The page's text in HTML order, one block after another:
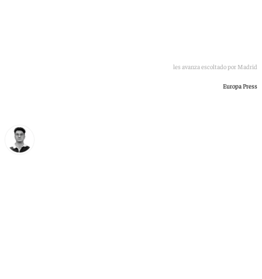
El autobús con los tripulantes españoles avanza escoltado por Madrid
Europa Press